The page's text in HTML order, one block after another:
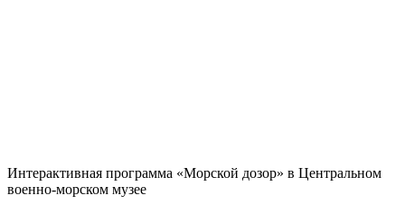
Интерактивная программа «Морской дозор» в Центральном
военно-морском музее